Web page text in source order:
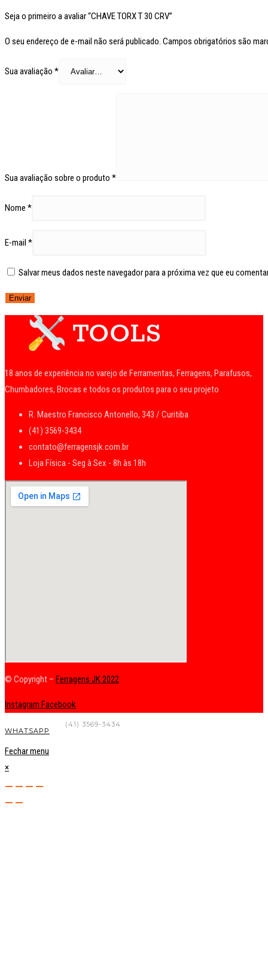
Seja o primeiro a avaliar “CHAVE TORX T 30 CRV”
O seu endereço de e-mail não será publicado. Campos obrigatórios são
Sua avaliação *
Sua avaliação sobre o produto *
Nome *
E-mail *
Salvar meus dados neste navegador para a próxima vez que eu
18 anos de experiência no varejo de Ferramentas, Ferragens, Parafusos,
Chumbadores, Brocas e todos os produtos para o seu projeto
R. Maestro Francisco Antonello, 343 / Curitiba
(41) 3569-3434
contato@ferragensjk.com.br
Loja Física - Seg à Sex - 8h às 18h
© Copyright – Ferragens JK 2022
Instagram Facebook
(41) 3569-3434
WHATSAPP
Fechar menu
×